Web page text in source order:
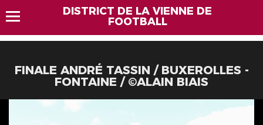
DISTRICT DE LA VIENNE DE
FOOTBALL
FINALE ANDRÉ TASSIN / BUXEROLLES -
FONTAINE / ©ALAIN BIAIS